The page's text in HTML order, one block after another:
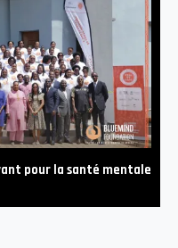
pour la santé mentale